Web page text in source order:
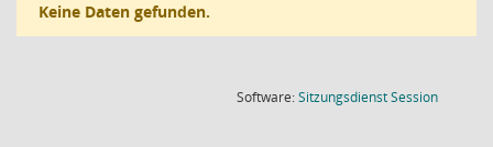
Keine Daten gefunden.
Software:SitzungsdienstSession(Wird in